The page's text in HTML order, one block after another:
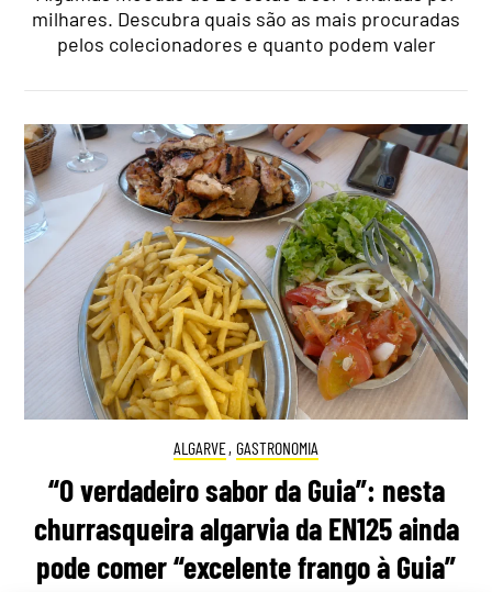
milhares. Descubra quais são as mais procuradas
pelos colecionadores e quanto podem valer
ALGARVE, GASTRONOMIA
“O verdadeiro sabor da Guia”: nesta
churrasqueira algarvia da EN125 ainda
pode comer “excelente frango à Guia”